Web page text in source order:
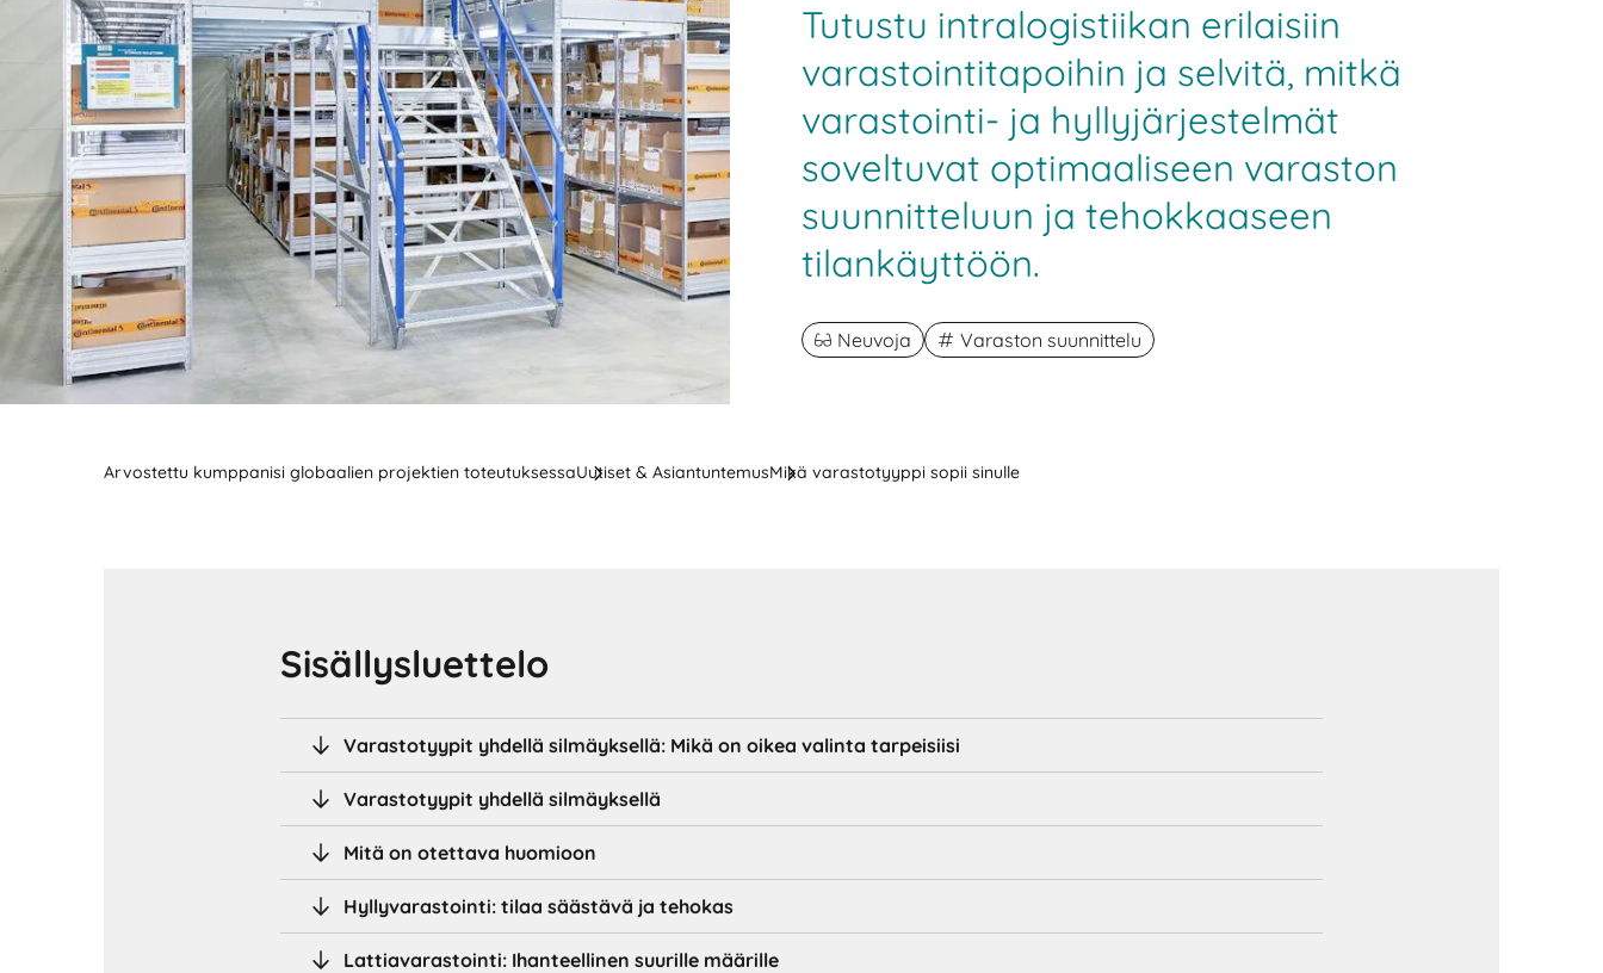
Tutustu intralogistiikan erilaisiin
varastointitapoihin ja selvitä, mitkä
varastointi- ja hyllyjärjestelmät
soveltuvat optimaaliseen varaston
suunnitteluun ja tehokkaaseen
tilankäyttöön.
Neuvoja Varaston suunnittelu
Arvostettu kumppanisi globaalien projektien toteutuksessaUutiset & AsiantuntemusMikä varastotyyppi sopii sinulle
Sisällysluettelo
Varastotyypit yhdellä silmäyksellä: Mikä on oikea valinta tarpeisiisi
Varastotyypit yhdellä silmäyksellä
Mitä on otettava huomioon
Hyllyvarastointi: tilaa säästävä ja tehokas
Lattiavarastointi: Ihanteellinen suurille määrille